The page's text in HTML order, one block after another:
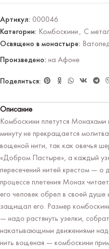
Артикул: 000046
Категории: Комбоскини, С
Освящено в монастыре:
Произведено: на Афоне
Поделиться:
Описание
Комбоскини плетутся
минуту не прекращается
вощеной нити, так как овечья
«Добром Пастыре», а каждый
пересечений нитей крестом — о
процессе плетения Монах
его человек обрел в своей
защищал его. Размер
— надо растянуть узелки,
накатывающими движениями
нить вощеная — комбоскини